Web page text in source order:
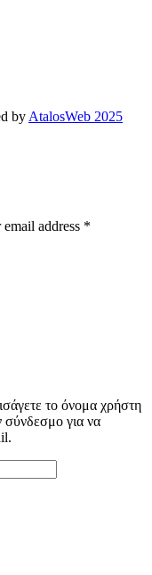
by AtalosWeb 2025
address *
το όνομα χρήστη
σύνδεσμο για να